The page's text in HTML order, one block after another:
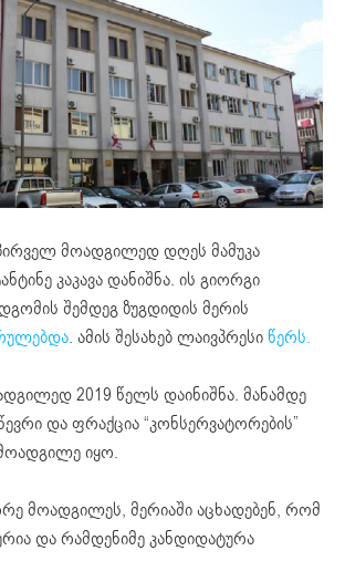
მოადგილედ დღეს მამუკა
კაკავა დანიშნა. ის გიორგი
შემდეგ ზუგდიდის მერის
. ამის შესახებ ლაივპრესი წერს.
2019 წელს დაინიშნა. მანამდე
და ფრაქცია “კონსერვატორების”
იყო.
მოადგილეს, მერიაში აცხადებენ, რომ
და რამდენიმე კანდიდატურა